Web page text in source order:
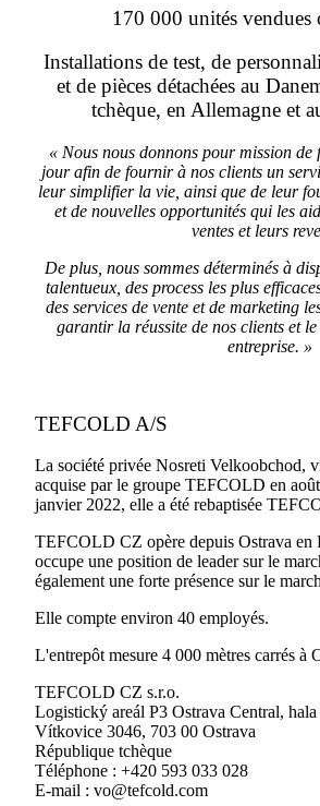
170 000 unités vendues
Installations de test, de
et de pièces détachées au
tchèque, en Allemagne et
« Nous nous donnons pour mission
jour afin de fournir à nos clients un
leur simplifier la vie, ainsi que de leur
et de nouvelles opportunités qui les
ventes et leurs
De plus, nous sommes déterminés à
talentueux, des process les plus
des services de vente et de marketing
garantir la réussite de nos clients et
entreprise. »
TEFCOLD A/S
La société privée Nosreti Velkoobchod,
acquise par le groupe TEFCOLD en
janvier 2022, elle a été rebaptisée
TEFCOLD CZ opère depuis Ostrava en
occupe une position de leader sur le
également une forte présence sur le
Elle compte environ 40 employés.
L'entrepôt mesure 4 000 mètres carrés à
TEFCOLD CZ s.r.o.
Logistický areál P3 Ostrava Central,
Vítkovice 3046, 703 00 Ostrava
République tchèque
Téléphone : +420 593 033 028
E-mail : vo@tefcold.com